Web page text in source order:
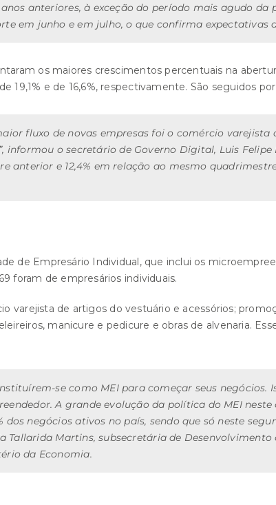
anteriores, à exceção do período mais agudo da
em junho e em julho, o que confirma expectativas
os maiores crescimentos percentuais na
e de 16,6%, respectivamente. São seguidos
fluxo de novas empresas foi o comércio varejista
o secretário de Governo Digital, Luis Felipe
anterior e 12,4% em relação ao mesmo
de Empresário Individual, que inclui os
foram de empresários individuais.
varejista de artigos do vestuário e acessórios;
manicure e pedicure e obras de alvenaria.
se como MEI para começar seus negócios.
A grande evolução da política do MEI
dos negócios ativos no país, sendo que só neste
Tallarida Martins, subsecretária de Desenvolvimento
da Economia.